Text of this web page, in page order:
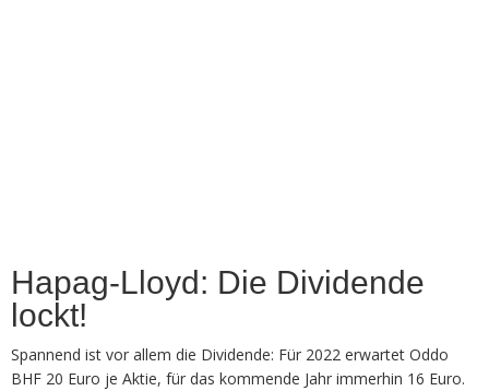
Hapag-Lloyd: Die Dividende
lockt!
Spannend ist vor allem die Dividende: Für 2022 erwartet Oddo
BHF 20 Euro je Aktie, für das kommende Jahr immerhin 16 Euro.